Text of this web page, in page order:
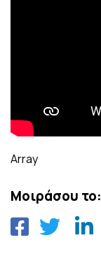
Array
Μοιράσου το: